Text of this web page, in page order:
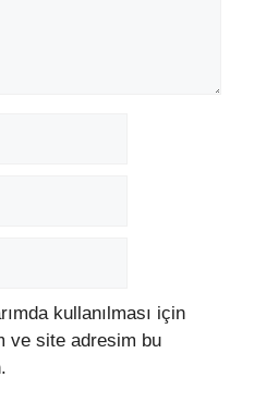
kullanılması için
ve site adresim bu